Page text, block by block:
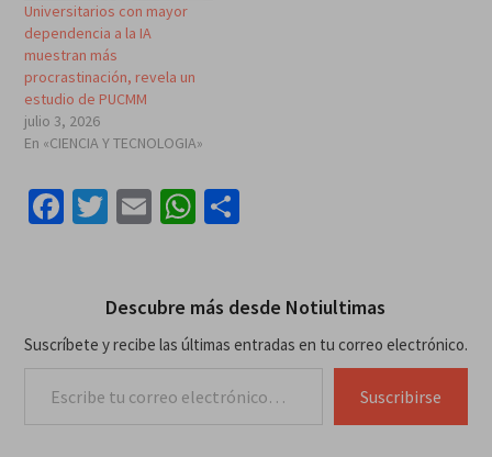
Universitarios con mayor
dependencia a la IA
muestran más
procrastinación, revela un
estudio de PUCMM
julio 3, 2026
En «CIENCIA Y TECNOLOGIA»
Facebook
Twitter
EmailWhatsApp
Compartir
Descubre más desde Notiultimas
Suscríbete y recibe las últimas entradas en tu correo electrónico.
Suscribirse